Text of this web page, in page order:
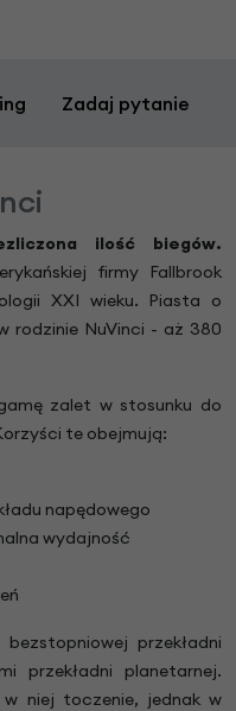
Zadaj pytanie
ilość biegów.
firmy Fallbrook
XXI wieku. Piasta o
rodzinie NuVinci - aż 380
zalet w stosunku do
te obejmują:
napędowego
wydajność
przekładni
przekładni planetarnej.
w niej toczenie, jednak w